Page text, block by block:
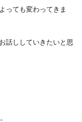
っても変わってきま
話ししていきたいと思